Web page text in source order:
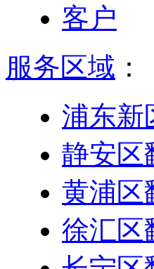
服务区域 ：
浦东新
静安区
黄浦区
徐汇区